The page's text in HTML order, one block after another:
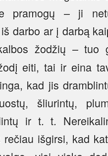
pramogų – ji
iš darbo ar į darbą
žodžių – tuo
eiti, tai ir eina
kad jis
šliurintų,
ir t. t.
išgirsi, kad